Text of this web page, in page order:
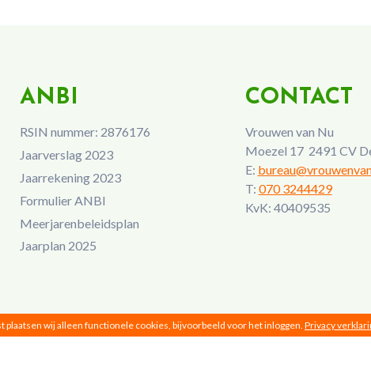
ANBI
RSIN nummer: 2876176
Jaarverslag 2023
Jaarrekening 2023
Formulier ANBI
Meerjarenbeleidsplan
Jaarplan 2025
CONTACT
Vrouwen van Nu
Moezel 17 2491 CV
E:
T: 070 3244429
KvK: 40409535
wij alleen functionele cookies, bijvoorbeeld voor het inloggen. Privacy